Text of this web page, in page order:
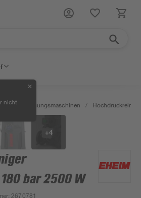
nicht
✕
/ Reinigungsmaschinen /
+4
bar 2500 W
: 2670781